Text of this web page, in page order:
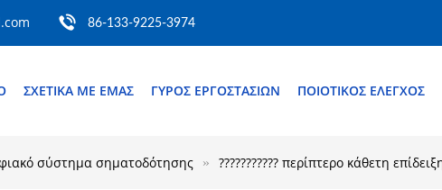
86-133-9225-3974
ΣΧΕΤΙΚΆ ΜΕ ΕΜΆΣ ΓΎΡΟΣ ΕΡΓΟΣΤΑΣΊΩΝ ΠΟΙΟΤΙΚΌΣ ΈΛΕΓΧΟΣ
σύστημα σηματοδότησης ??????????? περίπτερο κάθετη